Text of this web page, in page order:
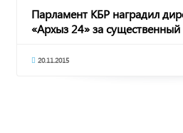
Парламент КБР наградил
«Архыз 24» за
20.11.2015